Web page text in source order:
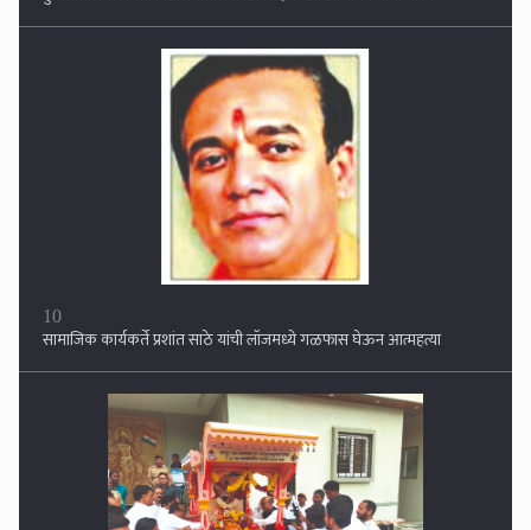
सामाजिक कार्यकर्ते प्रशांत साठे यांची लॉजमध्ये गळफास घेऊन आत्महत्या
मोबाईल हॅक करून १ कोटीची फसवणूक